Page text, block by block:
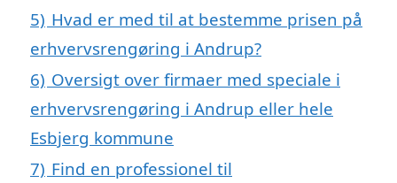
5) Hvad er med til at bestemme prisen på
erhvervsrengøring i Andrup?
6) Oversigt over firmaer med speciale i
erhvervsrengøring i Andrup eller hele
Esbjerg kommune
7) Find en professionel til